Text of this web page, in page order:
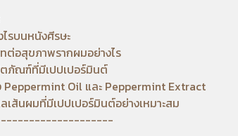
รบนหนังศีรษะ
ต่อสุขภาพรากผมอย่างไร
ตภัณฑ์ที่มีเปปเปอร์มินต์
Peppermint Oil และ Peppermint Extract
ส้นผมที่มีเปปเปอร์มินต์อย่างเหมาะสม